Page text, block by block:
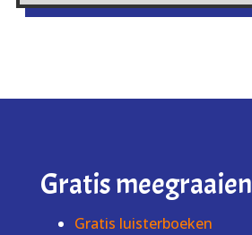
Gratis meegraaien
Gratis luisterboeken